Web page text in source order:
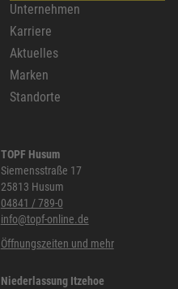
Unternehmen
Karriere
Aktuelles
Marken
Standorte
TOPF Husum
Siemensstraße 17
25813 Husum
04841 / 789-0
info@topf-online.de
Öffnungszeiten und mehr
Niederlassung Itzehoe